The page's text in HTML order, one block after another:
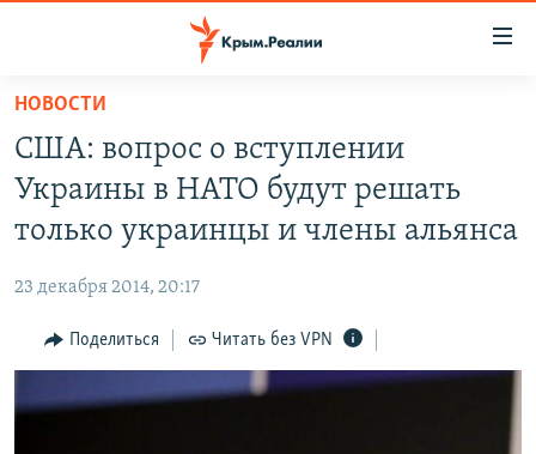
Вернуться
основному
содержанию
Вернутся
главной
навигации
Вернутся
СПЕЦПРОЕКТЫ
11 ЛЕТ ОККУПАЦИИ КРЫМА. 11 ИСТОРИЙ СОПРОТИВЛЕНИЯ
ВОДА
ЕЩЕ
ИНТЕРАКТИВ
РАДІО СВОБОДА
КАК ОБОЙТИ БЛОКИРОВКУ
НОВОСТИ
США: вопрос о вступлении
Украины в НАТО будут решать
только украинцы и члены альянса
23 декабря 2014, 20:17
Поделиться Читать без VPN